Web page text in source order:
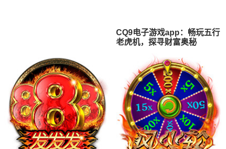
CQ9电子游戏app：畅玩五行
老虎机，探寻财富奥秘